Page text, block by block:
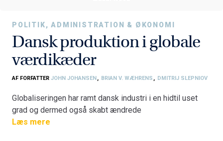
POLITIK, ADMINISTRATION & ØKONOMI
Dansk produktion i globale
værdikæder
AF FORFATTER JOHN JOHANSEN, BRIAN V. WÆHRENS, DMITRIJ SLEPNIOV
Globaliseringen har ramt dansk industri i en hidtil uset
grad og dermed også skabt ændrede
ledelsesopgaver med fokus på det globale
Læs mere